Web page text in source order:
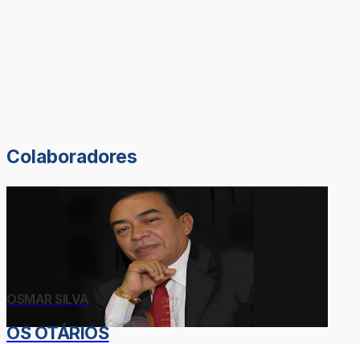
Colaboradores
OSMAR SILVA
OS OTÁRIOS